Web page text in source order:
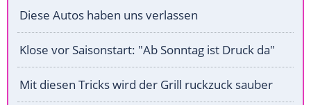
Diese Autos haben uns verlassen
Klose vor Saisonstart: "Ab Sonntag ist Druck da"
Mit diesen Tricks wird der Grill ruckzuck sauber